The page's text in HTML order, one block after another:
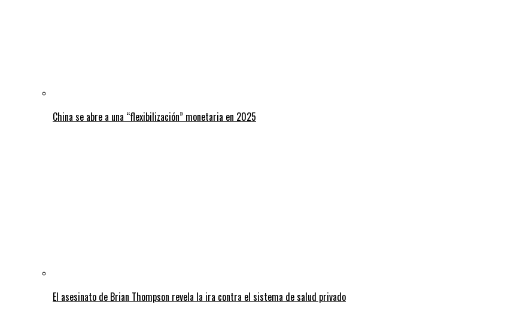
China se abre a una “flexibilización” monetaria en 2025
El asesinato de Brian Thompson revela la ira contra el sistema de salud privado